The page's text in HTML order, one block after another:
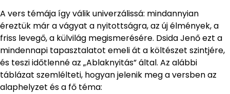
A vers témája így válik univerzálissá: mindannyian
éreztük már a vágyat a nyitottságra, az új élmények, a
friss levegő, a külvilág megismerésére. Dsida Jenő ezt a
mindennapi tapasztalatot emeli át a költészet szintjére,
és teszi időtlenné az „Ablaknyitás” által. Az alábbi
táblázat szemlélteti, hogyan jelenik meg a versben az
alaphelyzet és a fő téma: